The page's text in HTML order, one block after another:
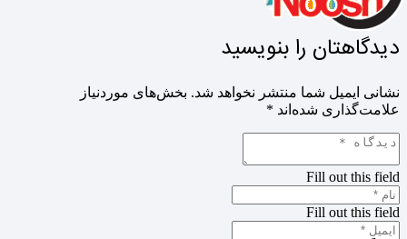
دیدگاهتان را بنویسید
نشانی ایمیل شما منتشر نخواهد شد. بخش‌های موردنیاز
علامت‌گذاری شده‌اند *
Fill out this field
Fill out this field